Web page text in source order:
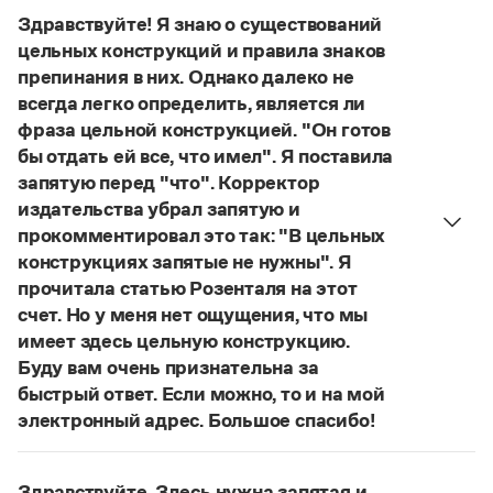
Словари русского языка как государственного
Справочники
Правила русской орфографии и пунктуации
Русский язык. Краткий теоретический курс
для школьников
Письмовник
Справочник по пунктуации
Словарь-справочник трудностей
Справочник по фразеологии
Азбучные истины
Словарь-справочник непростые слова
Все справочники портала
Журнал
Новости и события
Словарь русских имён
Словарь методических терминов
(1956)
Страница ответа
Здравствуйте! Я знаю о существований
цельных конструкций и правила знаков
препинания в них. Однако далеко не
всегда легко определить, является ли
фраза цельной конструкцией. "Он готов
бы отдать ей все, что имел". Я поставила
запятую перед "что". Корректор
издательства убрал запятую и
прокомментировал это так: "В цельных
конструкциях запятые не нужны". Я
прочитала статью Розенталя на этот
счет. Но у меня нет ощущения, что мы
имеет здесь цельную конструкцию.
Буду вам очень признательна за
быстрый ответ. Если можно, то и на мой
электронный адрес. Большое спасибо!
Действительно, в данном случае не приходится